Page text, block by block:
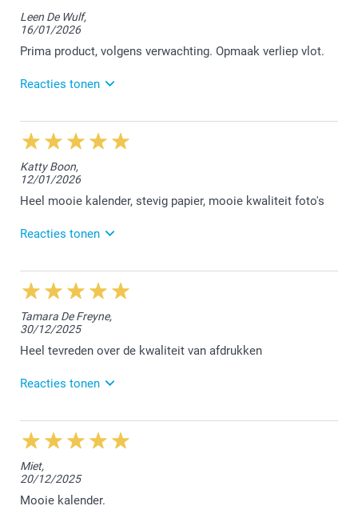
Leen De Wulf,
16/01/2026
Prima product, volgens verwachting. Opmaak verliep vlot.
Reacties tonen
10/03/2026
13:49
Hallo Leen,
We zijn blij dat we aan jouw verwachtingen hebben
voldaan. Geniet van de mooie herinneringen.
Nathalie @smartphoto
Katty Boon,
12/01/2026
Heel mooie kalender, stevig papier, mooie kwaliteit foto's
Reacties tonen
6/03/2026
14:44
Hallo Katty,
Bedankt voor jouw mooie 5 sterren review. We
vonden het fijn jouw kalender te mogen afwerken.
Nathalie @smartphoto
Tamara De Freyne,
30/12/2025
Heel tevreden over de kwaliteit van afdrukken
Reacties tonen
16/02/2026
14:32
Beste Tamara,
Bedankt voor jouw lovende woorden, hier zijn we
heel erg blij mee :-) Geniet van de mooie
Miet,
20/12/2025
Mooie kalender.